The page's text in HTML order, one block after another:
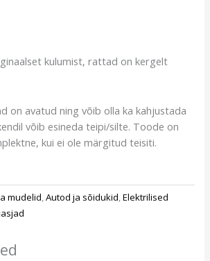
kulumist, rattad on kergelt
on avatud ning võib olla ka kahjustada
võib esineda teipi/silte. Toode on
kui ei ole märgitud teisiti.
mudelid,Autod ja sõidukid,Elektrilised